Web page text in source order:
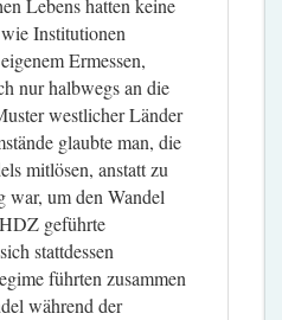
Lebens hatten keine
Institutionen
Ermessen,
nur halbwegs an die
westlicher Länder
glaubte man, die
mitlösen, anstatt zu
war, um den Wandel
geführte
stattdessen
führten zusammen
während der